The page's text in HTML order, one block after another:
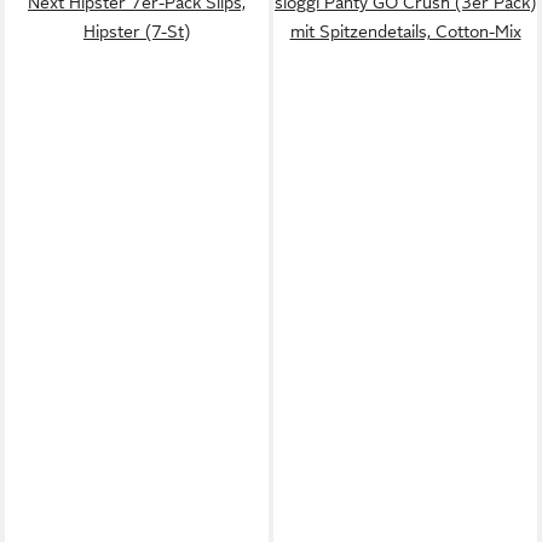
Hipster (7-St)
mit Spitzendetails, Cotton-Mix